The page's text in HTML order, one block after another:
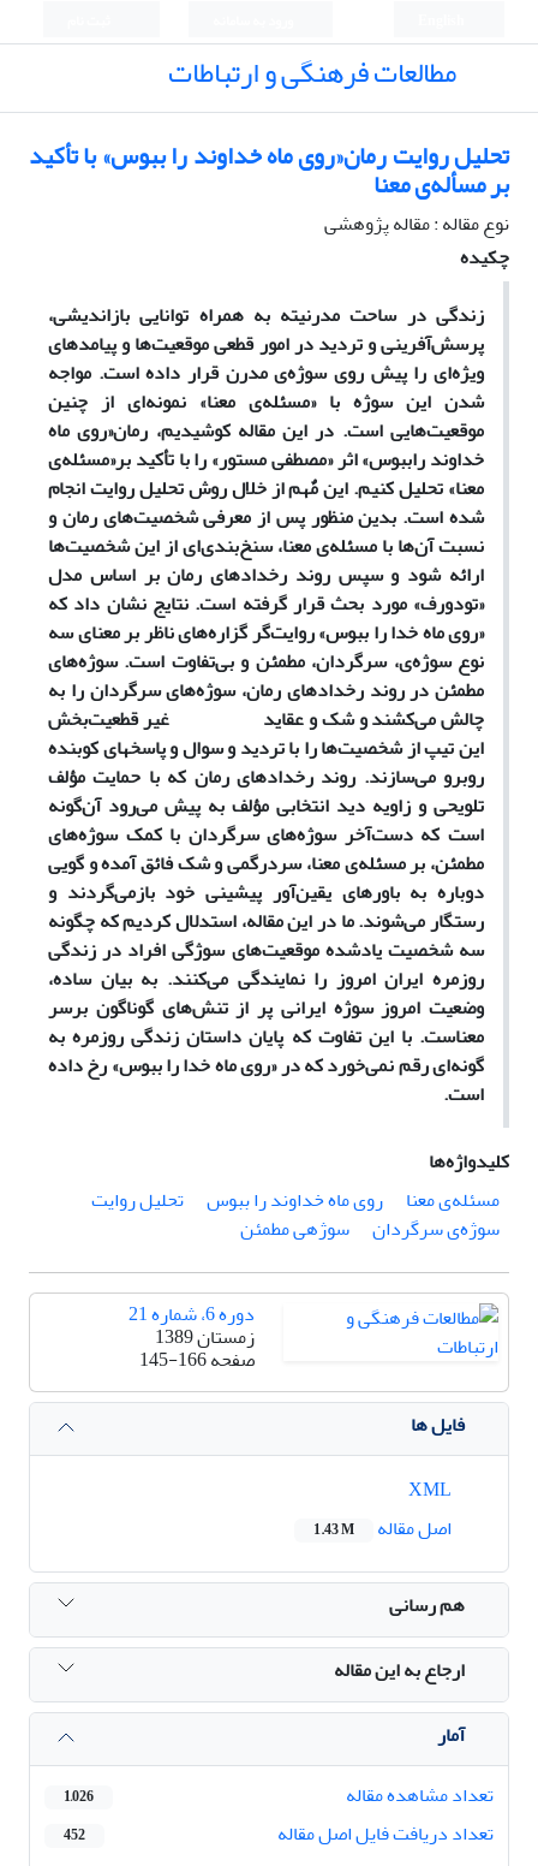
مطالعات فرهنگی و ارتباطات
تحلیل روایت رمان«روی ماه خداوند را ببوس» با تأکید
بر مسأله‌ی معنا
نوع مقاله : مقاله پژوهشی
چکیده
زندگی در ساحت مدرنیته به همراه توانایی بازاندیشی،
پرسش‌آفرینی و تردید در امور قطعی موقعیت‌ها و پیامدهای
ویژه‌ای را پیش روی سوژه‌ی مدرن قرار داده است. مواجه
شدن این سوژه با «مسئله‌ی معنا» نمونه‌ای از چنین
موقعیت‌هایی است. در این مقاله کوشیدیم، رمان«روی ماه
خداوند راببوس» اثر «مصطفی مستور» را با تأکید بر«مسئله‌ی
معنا» تحلیل کنیم. این مٌهم از خلال روش تحلیل روایت انجام
شده است. بدین منظور پس از معرفی شخصیت‌های رمان و
نسبت آن‌ها با مسئله‌ی معنا، سنخ‌بندی‌ای از این شخصیت‌ها
ارائه شود و سپس روند رخدادهای رمان بر اساس مدل
«تودورف» مورد بحث قرار گرفته است. نتایج نشان داد که
«روی ماه خدا را ببوس» روایت‌گر گزاره‌های ناظر بر معنای سه
نوع سوژه‌ی، سرگردان، مطمئن و بی‌تفاوت است. سوژه‌ها‌ی
مطمئن در روند رخدادهای رمان، سوژه‌های سرگردان را به
چالش می‌کشند و شک و عقاید غیر قطعیت‌بخش
این تیپ از شخصیت‌ها را با تردید و سوال و پاسخهای کوبنده
روبرو می‌سازند. روند رخدادهای رمان که با حمایت مؤلف
تلویحی و زاویه دید انتخابی مؤلف به پیش می‌رود آن‌گونه
است که دست‌آخر سوژه‌های سرگردان با کمک سوژه‌های
مطمئن، بر مسئله‌ی معنا، سردرگمی و شک فائق آمده و گویی
دوباره به باورهای یقین‌آور پیشینی خود بازمی‌گردند و
رستگار می‌شوند. ما در این مقاله، استدلال کردیم که چگونه
سه شخصیت یادشده موقعیت‌های سوژگی افراد در زندگی
روزمره ایران امروز را نمایندگی می‌کنند. به بیان ساده،
وضعیت امروز سوژه ایرانی پر از تنش‌های گوناگون برسر
معناست. با این تفاوت که پایان داستان زندگی روزمره به
گونه‌ای رقم نمی‌خورد که در «روی ماه خدا را ببوس» رخ داده
است.
کلیدواژه‌ها
مسئله‌ی معنا
روی ماه خداوند را ببوس
تحلیل روایت
سوژه‌ی سرگردان
سوژه‎ی مطمئن
دوره 6، شماره 21
زمستان 1389
صفحه145-166
فایل ها
اصل مقاله
1.43 M
هم رسانی
ارجاع به این مقاله
آمار
تعداد مشاهده مقاله
1,026
تعداد دریافت فایل اصل مقاله 452